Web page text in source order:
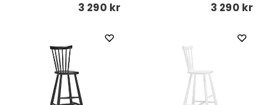
3 290 kr 3 290 kr